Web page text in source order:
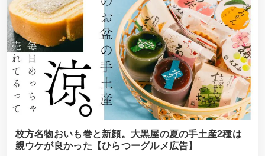
枚方名物おいも巻と新顔。大黒屋の夏の手土産2種は
親ウケが良かった【ひらつーグルメ広告】